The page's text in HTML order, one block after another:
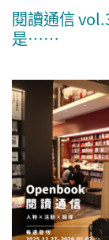
閱讀通信
是……